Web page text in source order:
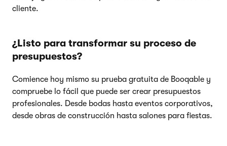
cliente.
¿Listo para transformar su proceso de
presupuestos?
Comience hoy mismo su prueba gratuita de Booqable y
compruebe lo fácil que puede ser crear presupuestos
profesionales. Desde bodas hasta eventos corporativos,
desde obras de construcción hasta salones para fiestas.